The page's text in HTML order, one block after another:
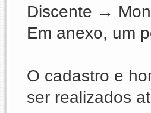
Discente →
Em anexo, um
O cadastro e
ser realizados